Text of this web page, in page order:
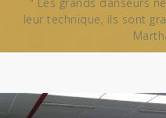
leur technique, ils sont